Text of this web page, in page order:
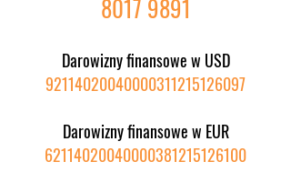
8017 9891
Darowizny finansowe w USD
92114020040000311215126097
Darowizny finansowe w EUR
62114020040000381215126100